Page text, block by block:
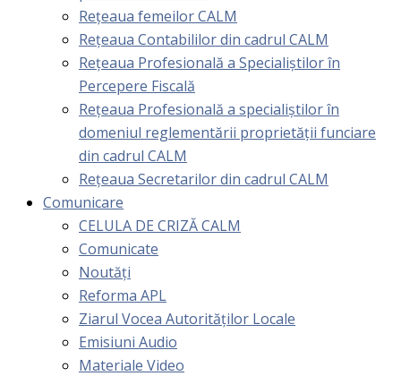
Rețeaua femeilor CALM
Rețeaua Contabililor din cadrul CALM
Rețeaua Profesională a Specialiștilor în
Percepere Fiscală
Reţeaua Profesională a specialiştilor în
domeniul reglementării proprietăţii funciare
din cadrul CALM
Rețeaua Secretarilor din cadrul CALM
Comunicare
CELULA DE CRIZĂ CALM
Comunicate
Noutăți
Reforma APL
Ziarul Vocea Autorităților Locale
Emisiuni Audio
Materiale Video